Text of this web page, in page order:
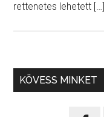
rettenetes lehetett […]
KÖVESS MINKET